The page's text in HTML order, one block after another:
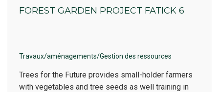
FOREST GARDEN PROJECT FATICK 6
Travaux/aménagements/Gestion des ressources
Trees for the Future provides small-holder farmers
with vegetables and tree seeds as well training in